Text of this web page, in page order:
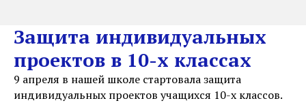
Защита индивидуальных
проектов в 10-х классах
9 апреля в нашей школе стартовала защита
индивидуальных проектов учащихся 10-х классов.